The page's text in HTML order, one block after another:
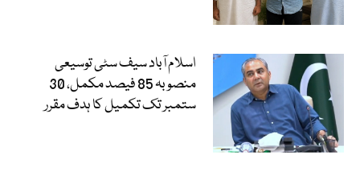
اسلام آباد سیف سٹی توسیعی
منصوبہ 85 فیصد مکمل، 30
ستمبر تک تکمیل کا ہدف مقرر